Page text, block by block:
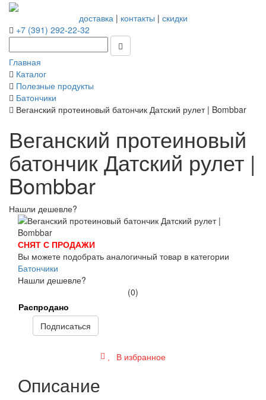
доставка| контакты | скидки
+7 (391) 292-22-32
Главная
Каталог
Полезные продукты
Батончики
Веганский протеиновый батончик Датский рулет | Bombbar
Веганский протеиновый
батончик Датский рулет |
Bombbar
Нашли дешевле?
СНЯТ С ПРОДАЖИ
Вы можете подобрать аналогичный товар в категории
Батончики
Нашли дешевле?
(0)
Распродано
Подписаться
В избранное
Описание